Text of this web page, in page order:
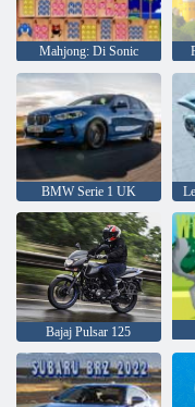
Mahjong: Di Sonic
BMW Serie 1 UK
Bajaj Pulsar 125